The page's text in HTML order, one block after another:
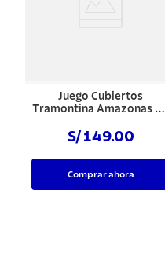
Juego Cubiertos
Tramontina Amazonas 24
S/ 149.00
Comprar ahora